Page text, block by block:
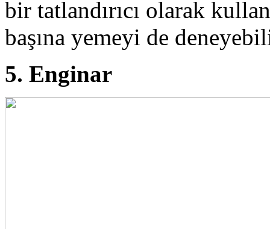
bir tatlandırıcı olarak
başına yemeyi de
5. Enginar